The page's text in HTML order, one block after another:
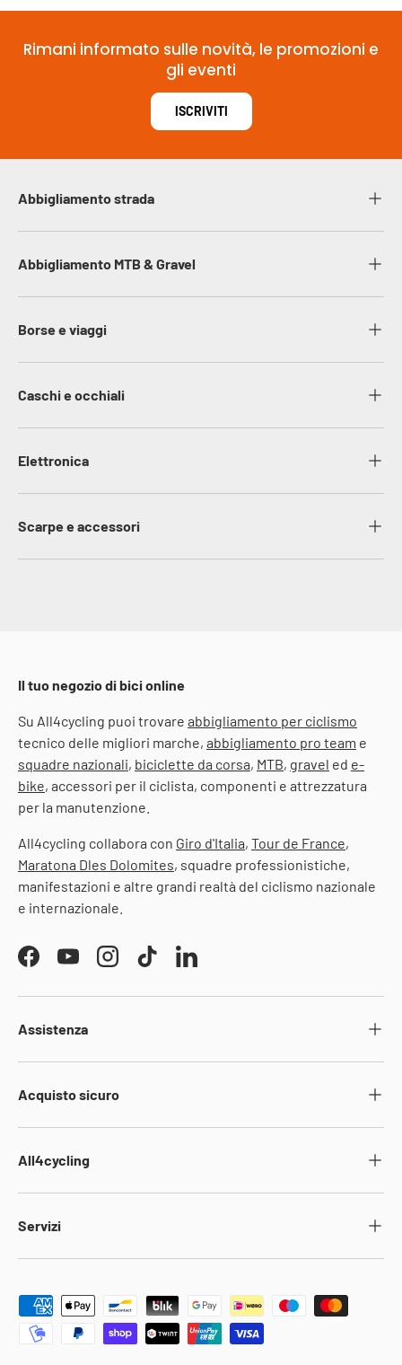
Rimani informato sulle novità, le promozioni e
gli eventi
ISCRIVITI
Abbigliamento strada
Abbigliamento MTB & Gravel
Borse e viaggi
Caschi e occhiali
Elettronica
Scarpe e accessori
Il tuo negozio di bici online
Su All4cycling puoi trovare abbigliamento per ciclismo
tecnico delle migliori marche, abbigliamento pro team e
squadre nazionali, biciclette da corsa, MTB, gravel ed e-
bike, accessori per il ciclista, componenti e attrezzatura
per la manutenzione.
All4cycling collabora con Giro d'Italia, Tour de France,
Maratona Dles Dolomites, squadre professionistiche,
manifestazioni e altre grandi realtà del ciclismo nazionale
e internazionale.
FacebookYouTubeInstagramTikTokLinkedIn
Assistenza
Acquisto sicuro
All4cycling
Servizi
Metodi di pagamento accettati